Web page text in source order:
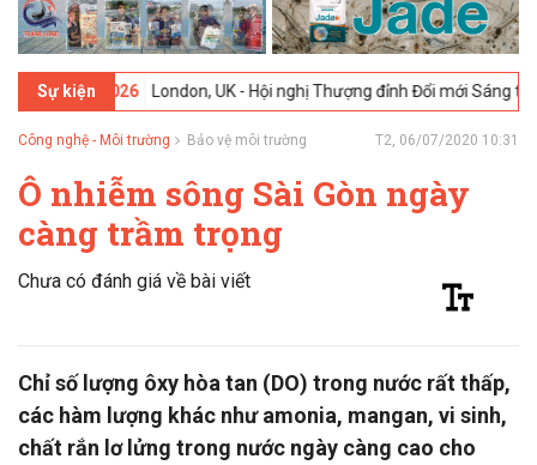
Sự kiện
02-2026 London, UK - Hội nghị Thượng đỉnh Đổi mới Sáng tạo
Công nghệ - Môi trường Bảo vệ môi trường T2, 06/07/2020 10:31
Ô nhiễm sông Sài Gòn ngày
càng trầm trọng
Chưa có đánh giá về bài viết
Chỉ số lượng ôxy hòa tan (DO) trong nước rất thấp,
các hàm lượng khác như amonia, mangan, vi sinh,
chất rắn lơ lửng trong nước ngày càng cao cho